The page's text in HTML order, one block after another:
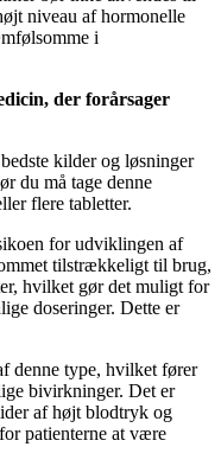
niveau af hormonelle
i
der forårsager
kilder og løsninger
du må tage denne
flere tabletter.
for udviklingen af
tilstrækkeligt til brug,
hvilket gør det muligt for
doseringer. Dette er
denne type, hvilket fører
bivirkninger. Det er
af højt blodtryk og
patienterne at være